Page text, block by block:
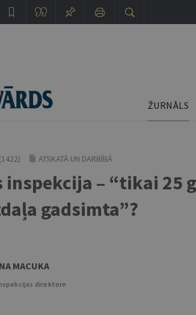
ŽURNĀLS
ATSKATĀ UN DARBĪBĀ
inspekcija – “tikai 25
gadsimta”?
MACUKA
direktore